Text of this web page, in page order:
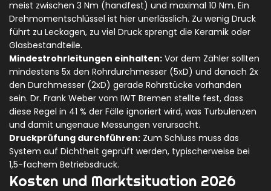
meist zwischen 3 Nm (handfest) und maximal 10 Nm. Ein
Drehmomentschlüssel ist hier unerlässlich. Zu wenig Druck
führt zu Leckagen, zu viel Druck sprengt die Keramik oder
Glasbestandteile.
Mindestrohrleitungen einhalten: Vor dem Zähler sollten
mindestens 5x den Rohrdurchmesser (5xD) und danach 2x
den Durchmesser (2xD) gerade Rohrstücke vorhanden
sein. Dr. Frank Weber vom IWT Bremen stellte fest, dass
diese Regel in 41 % der Fälle ignoriert wird, was Turbulenzen
und damit ungenaue Messungen verursacht.
Druckprüfung durchführen: Zum Schluss muss das
System auf Dichtheit geprüft werden, typischerweise bei
1,5-fachem Betriebsdruck.
Kosten und Marktsituation 2026